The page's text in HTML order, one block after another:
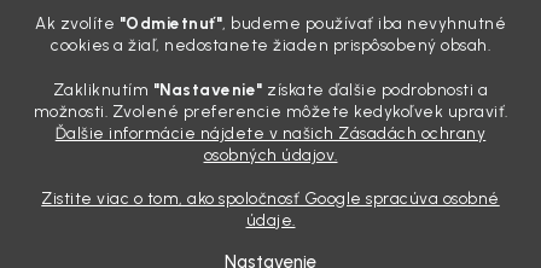
Ak zvolíte "Odmietnuť", budeme používať iba nevyhnutné
cookies a žiaľ, nedostanete žiaden prispôsobený obsah.
Zakliknutím "Nastavenie" získate ďalšie podrobnosti a
možnosti. Zvolené preferencie môžete kedykoľvek upraviť.
Ďalšie informácie nájdete v našich Zásadách ochrany
osobných údajov.
Zistite viac o tom, ako spoločnosť Google spracúva osobné
údaje.
Nastavenie
drzo pozerá prach. Handra ani vysávač tam jednodu...
Detailing nemusí stáť výplatu: 5 kúskov autokozmetiky,
31.7.2026
Sobotné ráno, káva v ruke a pred vami zaprášená kapota. Pre
niekoho nuda, pre nás najlepší relax. Lenže keď si v košíku spočítate
pokaziť náladu. Dobrá správa je, že aj profi výbava ...